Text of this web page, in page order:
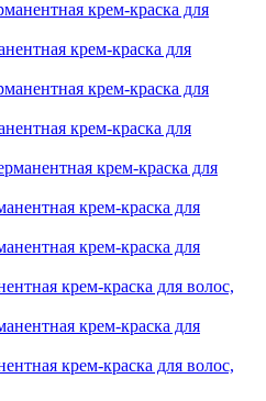
крем-краска для
крем-краска для
крем-краска для
крем-краска для волос,
крем-краска для волос,